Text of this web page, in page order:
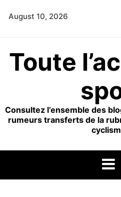
August 10, 2026
Toute
Consultez l’ensemble des
rumeurs transferts de la